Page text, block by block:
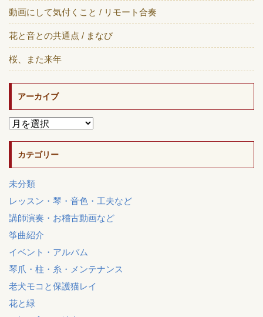
動画にして気付くこと / リモート合奏
花と音との共通点 / まなび
桜、また来年
アーカイブ
カテゴリー
未分類
レッスン・琴・音色・工夫など
講師演奏・お稽古動画など
筝曲紹介
イベント・アルバム
琴爪・柱・糸・メンテナンス
老犬モコと保護猫レイ
花と緑